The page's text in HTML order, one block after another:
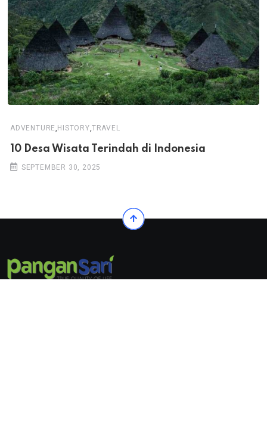
ADVENTURE,HISTORY,TRAVEL
10 Desa Wisata Terindah di Indonesia
SEPTEMBER 30, 2025